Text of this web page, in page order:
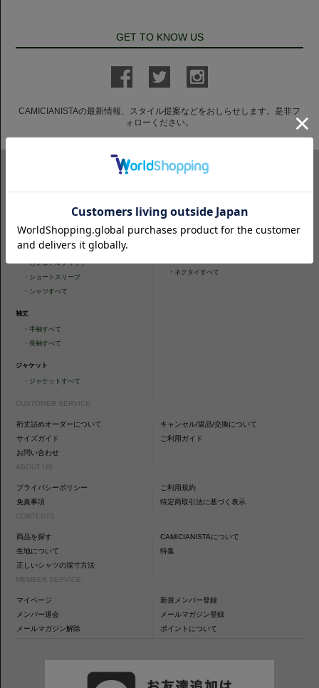
GET TO KNOW US
CAMICIANISTAの最新情報、スタイル提案などをおしらせします。是非フ
ォローください。
・タイトフィット
・レギュラーフィット
・カジュアルフィット
・ ショートスリーブ
・ シャツすべて
袖丈
・半袖すべて
・長袖すべて
ジャケット
・ ジャケットすべて
タイトフィット
・ニットシャツすべて
・ ネクタイすべて
CUSTOMER SERVICE
裄丈詰めオーダーについて
キャンセル/返品/交換について
サイズガイド
ご利用ガイド
お問い合わせ
ABOUT US
プライバシーポリシー
ご利用規約
免責事項
特定商取引法に基づく表示
CONTENTS
商品を探す
CAMICIANISTAについて
生地について
特集
正しいシャツの採寸方法
MEMBER SERVICE
マイページ
新規メンバー登録
メンバー退会
メールマガジン登録
メールマガジン解除
ポイントについて